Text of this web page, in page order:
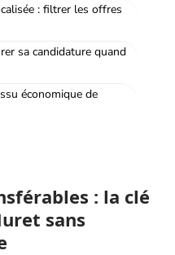
: filtrer les offres
sa candidature quand
économique de
: la clé
sans